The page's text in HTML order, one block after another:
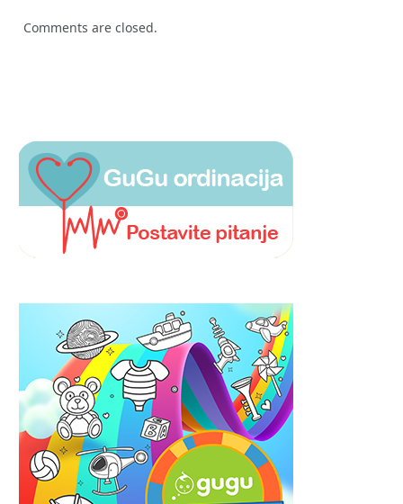
Comments are closed.